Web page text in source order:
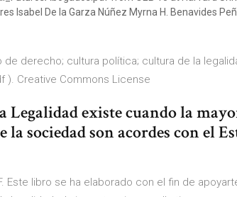
Isabel De la Garza Núñez Myrna H. Benavides
de derecho; cultura política; cultura de la
). Creative Commons License
Legalidad existe cuando la
la sociedad son acordes con el
Este libro se ha elaborado con el fin de